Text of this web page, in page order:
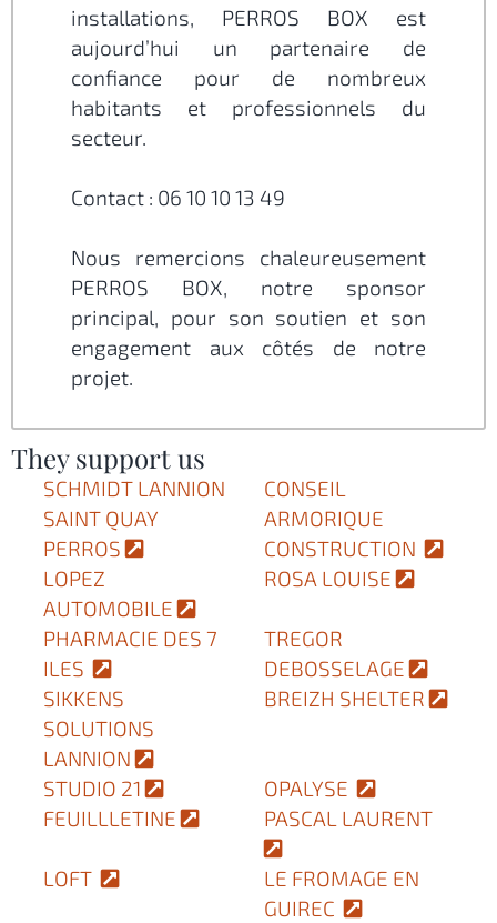
installations, PERROS BOX est
aujourd’hui un partenaire de
confiance pour de nombreux
habitants et professionnels du
secteur.
Contact : 06 10 10 13 49
Nous remercions chaleureusement
PERROS BOX, notre sponsor
principal, pour son soutien et son
engagement aux côtés de notre
projet.
They support us
SCHMIDT LANNION
SAINT QUAY
PERROS
CONSEIL
ARMORIQUE
CONSTRUCTION
LOPEZ
AUTOMOBILE
ROSA LOUISE
PHARMACIE DES 7
ILES
TREGOR
DEBOSSELAGE
SIKKENS
SOLUTIONS
LANNION
BREIZH SHELTER
STUDIO 21
OPALYSE
FEUILLLETINE
PASCAL LAURENT
LOFT
LE FROMAGE EN
GUIREC